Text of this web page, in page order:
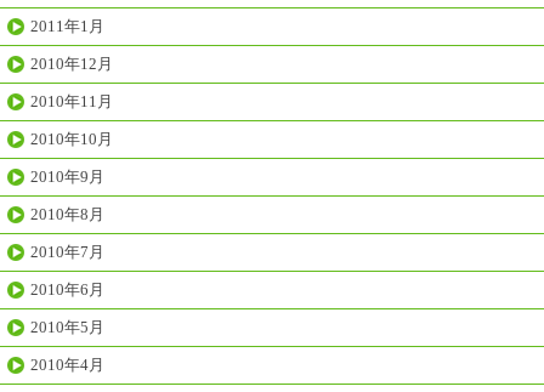
2011年1月
2010年12月
2010年11月
2010年10月
2010年9月
2010年8月
2010年7月
2010年6月
2010年5月
2010年4月